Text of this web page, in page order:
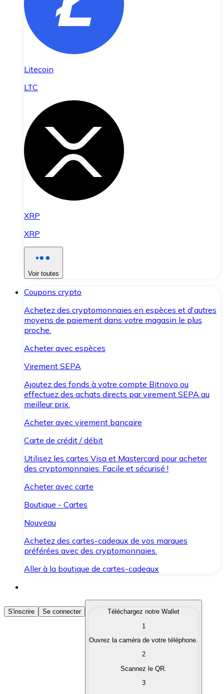
Litecoin
LTC
XRP
XRP
Voir toutes
Coupons crypto
Achetez des cryptomonnaies en espèces et d'autres
moyens de paiement dans votre magasin le plus
proche.
Acheter avec espèces
Virement SEPA
Ajoutez des fonds à votre compte Bitnovo ou
effectuez des achats directs par virement SEPA au
meilleur prix.
Acheter avec virement bancaire
Carte de crédit / débit
Utilisez les cartes Visa et Mastercard pour acheter
des cryptomonnaies. Facile et sécurisé !
Acheter avec carte
Boutique - Cartes
Nouveau
Achetez des cartes-cadeaux de vos marques
préférées avec des cryptomonnaies.
Aller à la boutique de cartes-cadeaux
Acheter des Cryptomonnaies
Achetez les cryptomonnaies qui vous intéressent
Convertissez vos cryptomonnaies en monnaie
S'inscrire Se connecter
Téléchargez notre Wallet
1
Ouvrez la caméra de votre téléphone.
2
Scannez le QR.
3